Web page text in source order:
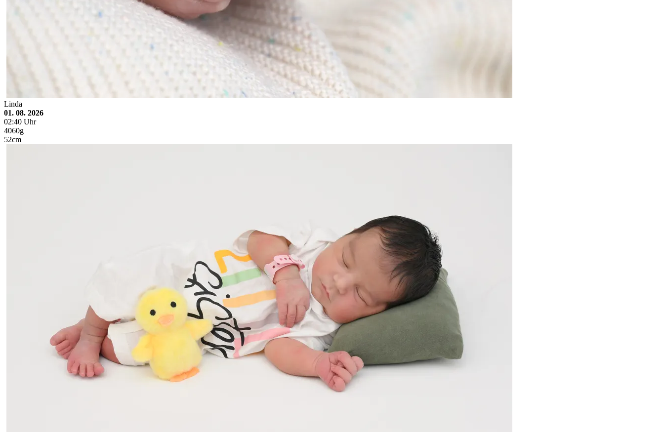
Linda
01. 08. 2026
02:40 Uhr
4060g
52cm